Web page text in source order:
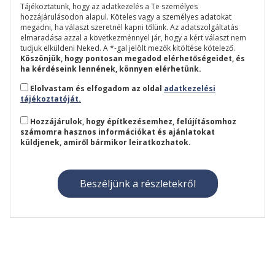
Tájékoztatunk, hogy az adatkezelés a Te személyes
hozzájárulásodon alapul. Köteles vagy a személyes adatokat
megadni, ha választ szeretnél kapni tőlünk. Az adatszolgáltatás
elmaradása azzal a következménnyel jár, hogy a kért választ nem
tudjuk elküldeni Neked. A *-gal jelölt mezők kitöltése kötelező.
Köszönjük, hogy pontosan megadod elérhetőségeidet, és
ha kérdéseink lennének, könnyen elérhetünk.
Elolvastam és elfogadom az oldal adatkezelési
tájékoztatóját.
Hozzájárulok, hogy építkezésemhez, felújításomhoz
számomra hasznos információkat és ajánlatokat
küldjenek, amiről bármikor leiratkozhatok.